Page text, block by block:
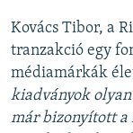
Kovács Tibor, a
tranzakció egy
médiamárkák
kiadványok
már bizonyított a